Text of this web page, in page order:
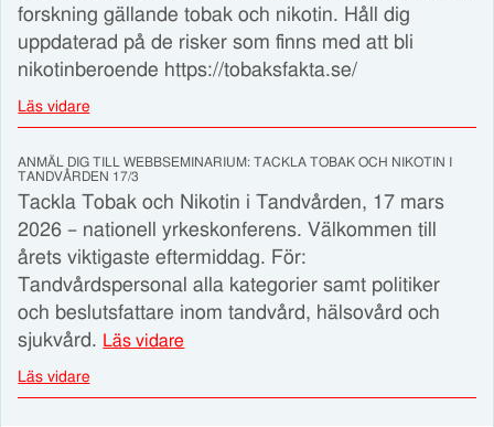
forskning gällande tobak och nikotin. Håll dig
uppdaterad på de risker som finns med att bli
nikotinberoende https://tobaksfakta.se/
Läs vidare
ANMÄL DIG TILL WEBBSEMINARIUM: TACKLA TOBAK OCH NIKOTIN I
TANDVÅRDEN 17/3
Tackla Tobak och Nikotin i Tandvården, 17 mars
2026 – nationell yrkeskonferens. Välkommen till
årets viktigaste eftermiddag. För:
Tandvårdspersonal alla kategorier samt politiker
och beslutsfattare inom tandvård, hälsovård och
sjukvård. Läs vidare
Läs vidare